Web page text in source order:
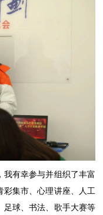
我有幸参与并组织了丰富
彩集市、心理讲座、人工
足球、书法、歌手大赛等